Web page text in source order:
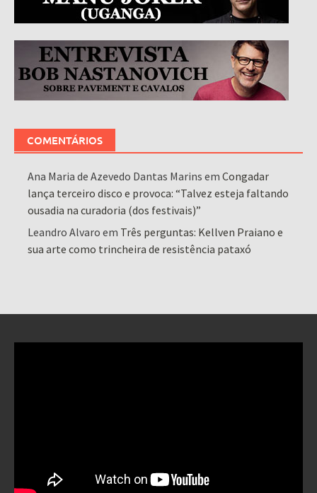
COMENTÁRIOS
Ana Maria de Azevedo Dantas Marins emCongadar
lança terceiro disco e provoca: “Talvez esteja faltando
ousadia na curadoria (dos festivais)”
Leandro Alvaro em Três perguntas: Kellven Praiano e
sua arte como trincheira de resistência pataxó